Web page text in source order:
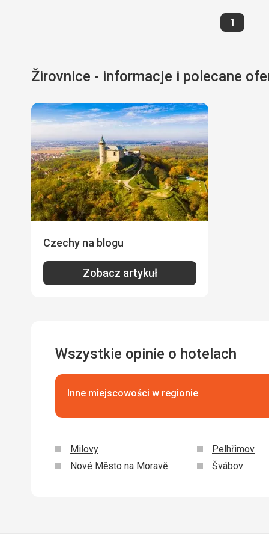
Strona
1
Žirovnice - informacje i polecane
Czechy na blogu
Zobacz artykuł
Wszystkie opinie o hotelach
Inne miejscowości w regionie
Milovy
Nové Město na Moravě
Pelhřimov
Švábov